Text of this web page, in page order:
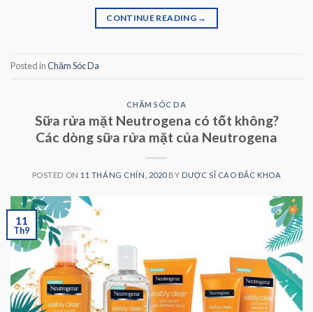
CONTINUE READING →
Posted inChăm Sóc Da
CHĂM SÓC DA
Sữa rửa mặt Neutrogena có tốt không?
Các dòng sữa rửa mặt của Neutrogena
POSTED ON 11 THÁNG CHÍN, 2020BY DƯỢC SĨ CAO ĐẮC KHOA
11
Th9